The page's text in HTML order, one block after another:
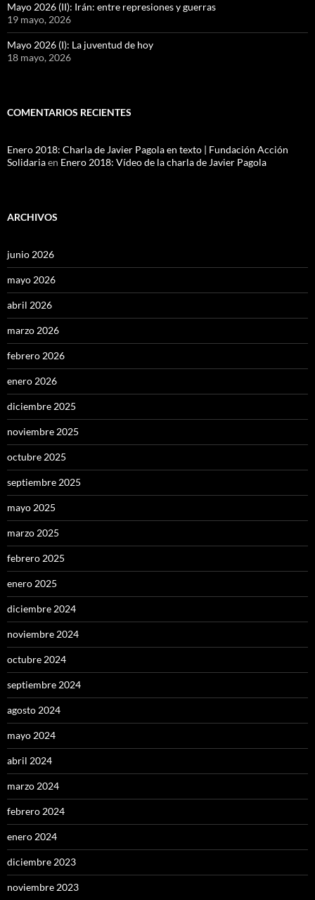
Mayo 2026 (II): Irán: entre represiones y guerras
19 mayo, 2026
Mayo 2026 (I): La juventud de hoy
18 mayo, 2026
COMENTARIOS RECIENTES
Enero 2018: Charla de Javier Pagola en texto | Fundación Acción
Solidariaen Enero 2018: Vídeo de la charla de Javier Pagola
ARCHIVOS
junio 2026
mayo 2026
abril 2026
marzo 2026
febrero 2026
enero 2026
diciembre 2025
noviembre 2025
octubre 2025
septiembre 2025
mayo 2025
marzo 2025
febrero 2025
enero 2025
diciembre 2024
noviembre 2024
octubre 2024
septiembre 2024
agosto 2024
mayo 2024
abril 2024
marzo 2024
febrero 2024
enero 2024
diciembre 2023
noviembre 2023